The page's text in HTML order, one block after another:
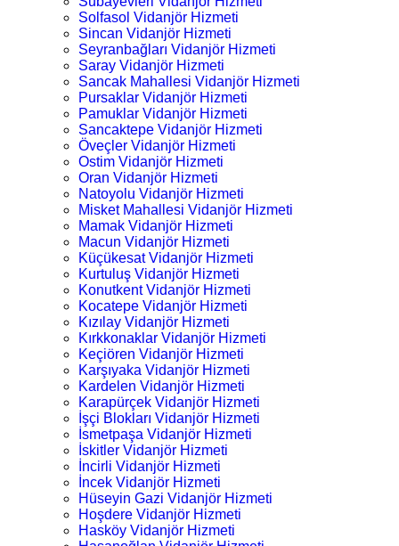
Solfasol Vidanjör Hizmeti
Sincan Vidanjör Hizmeti
Seyranbağları Vidanjör Hizmeti
Saray Vidanjör Hizmeti
Sancak Mahallesi Vidanjör Hizmeti
Pursaklar Vidanjör Hizmeti
Pamuklar Vidanjör Hizmeti
Sancaktepe Vidanjör Hizmeti
Öveçler Vidanjör Hizmeti
Ostim Vidanjör Hizmeti
Oran Vidanjör Hizmeti
Natoyolu Vidanjör Hizmeti
Misket Mahallesi Vidanjör Hizmeti
Mamak Vidanjör Hizmeti
Macun Vidanjör Hizmeti
Küçükesat Vidanjör Hizmeti
Kurtuluş Vidanjör Hizmeti
Konutkent Vidanjör Hizmeti
Kocatepe Vidanjör Hizmeti
Kızılay Vidanjör Hizmeti
Kırkkonaklar Vidanjör Hizmeti
Keçiören Vidanjör Hizmeti
Karşıyaka Vidanjör Hizmeti
Kardelen Vidanjör Hizmeti
Karapürçek Vidanjör Hizmeti
İşçi Blokları Vidanjör Hizmeti
İsmetpaşa Vidanjör Hizmeti
İskitler Vidanjör Hizmeti
İncirli Vidanjör Hizmeti
İncek Vidanjör Hizmeti
Hüseyin Gazi Vidanjör Hizmeti
Hoşdere Vidanjör Hizmeti
Hasköy Vidanjör Hizmeti